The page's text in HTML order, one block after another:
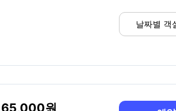
날짜별 객